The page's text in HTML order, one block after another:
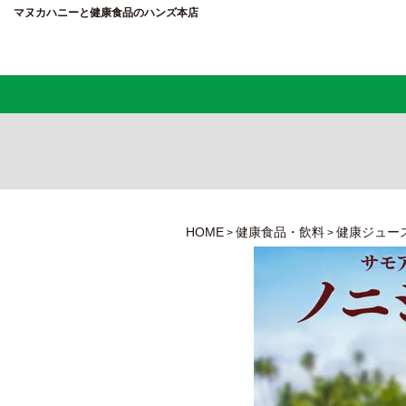
マヌカハニーと健康食品のハンズ本店
HOME 健康食品・飲料 健康ジュー